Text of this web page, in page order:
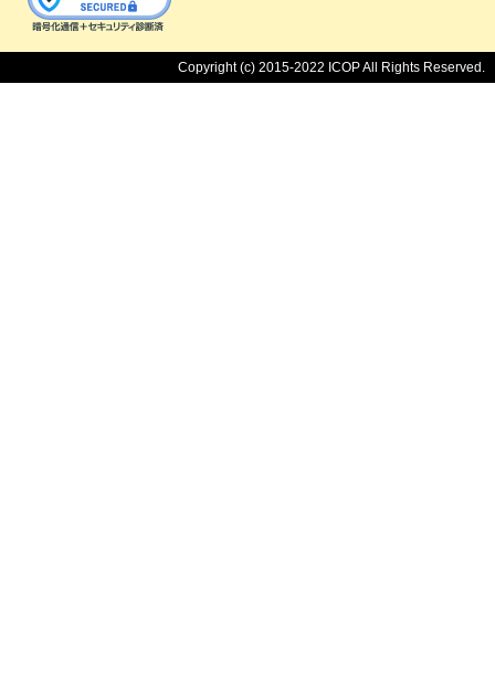
Copyright (c) 2015-2022 ICOP All Rights Reserved.